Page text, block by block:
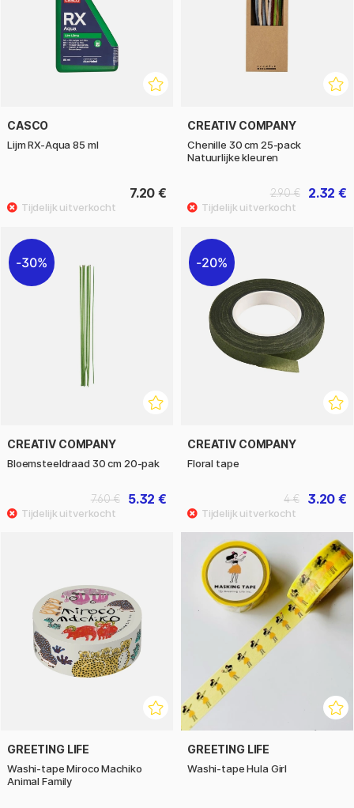
CASCO
Lijm RX-Aqua 85 ml
7.20 €
CREATIV COMPANY
Chenille 30 cm 25-pack
Natuurlijke kleuren
2.32 €
2.90 €
30%
CREATIV COMPANY
Bloemsteeldraad 30 cm 20-pak
5.32 €
7.60 €
20%
CREATIV COMPANY
Floral tape
3.20 €
4 €
GREETING LIFE
Washi-tape Miroco Machiko
Animal Family
GREETING LIFE
Washi-tape Hula Girl